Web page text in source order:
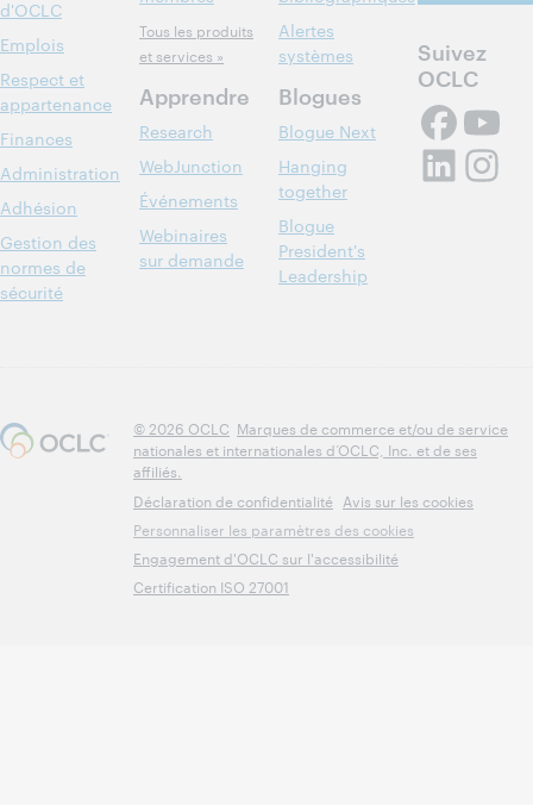
d'OCLC
Emplois
Respect et
appartenance
Finances
Administration
Adhésion
Gestion des
normes de
sécurité
Tous les produits
et services »
Apprendre
Research
WebJunction
Événements
Webinaires
sur demande
Alertes
systèmes
Blogues
Blogue Next
Hanging
together
Blogue
President's
Leadership
Suivez
OCLC
© 2026 OCLC Marques de commerce et/ou de service
nationales et internationales d’OCLC, Inc. et de ses
affiliés.
Déclaration de confidentialité Avis sur les cookies
Personnaliser les paramètres des cookies
Engagement d'OCLC sur l'accessibilité
Certification ISO 27001